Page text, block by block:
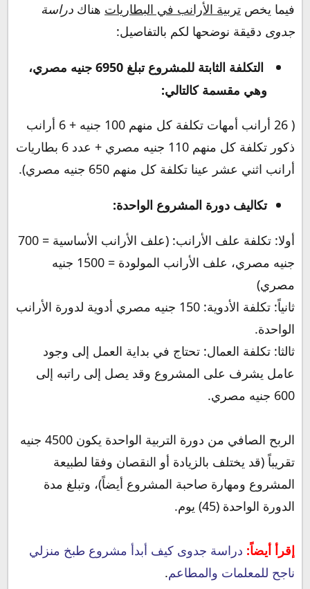
فيما يخص تربية الأرانب في البطاريات هناك دراسة
جدوى دقيقة نوضحها لكم بالتفاصيل:
التكلفة الثابتة للمشروع تبلغ 6950 جنيه مصري،
وهي مقسمة كالتالي:
( 26 أرانب أمهات تكلفة كل منهم 100 جنيه + 6 أرانب
ذكور تكلفة كل منهم 110 جنيه مصري + عدد 6 بطاريات
أرانب اثني عشر عينا تكلفة كل منهم 650 جنيه مصري).
تكاليف دورة المشروع الواحدة:
أولا: تكلفة علف الأرانب: (علف الأرانب الأساسية = 700
جنيه مصري، علف الأرانب المولودة = 1500 جنيه
مصري)
ثانياً: تكلفة الأدوية: 150 جنيه مصري أدوية لدورة الأرانب
الواحدة.
ثالثا: تكلفة العمال: تحتاج في بداية العمل إلى وجود
عامل يشرف على المشروع وقد يصل إلى راتبه إلى
600 جنيه مصري.
الربح الصافي من دورة التربية الواحدة يكون 4500 جنيه
تقريباً (قد يختلف بالزيادة أو النقصان وفقا لطبيعة
المشروع ومهارة صاحبة المشروع أيضاً)، وتبلغ مدة
الدورة الواحدة (45) يوم.
إقرأ أيضاً: دراسة جدوى كيف أبدأ مشروع طبخ منزلي
ناجح للمعلمات والمطاعم.